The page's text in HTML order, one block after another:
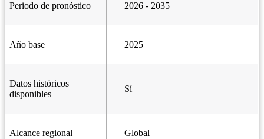
Periodo de pronóstico 2026 - 2035
Año base 2025
Datos históricos
disponibles
Sí
Alcance regional Global